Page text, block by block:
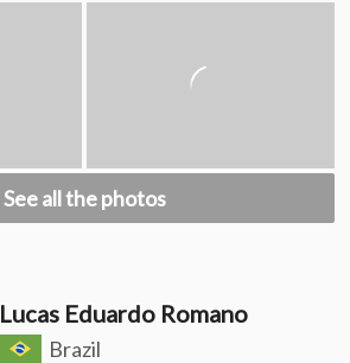
See all the photos
Lucas Eduardo Romano
Brazil